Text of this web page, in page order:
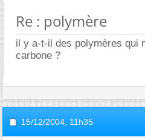
Re : polymère
il y a-t-il des polymères qui
carbone ?
15/12/2004, 11h35